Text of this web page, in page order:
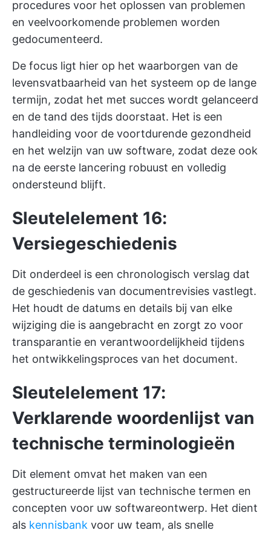
procedures voor het oplossen van problemen
en veelvoorkomende problemen worden
gedocumenteerd.
De focus ligt hier op het waarborgen van de
levensvatbaarheid van het systeem op de lange
termijn, zodat het met succes wordt gelanceerd
en de tand des tijds doorstaat. Het is een
handleiding voor de voortdurende gezondheid
en het welzijn van uw software, zodat deze ook
na de eerste lancering robuust en volledig
ondersteund blijft.
Sleutelelement 16:
Versiegeschiedenis
Dit onderdeel is een chronologisch verslag dat
de geschiedenis van documentrevisies vastlegt.
Het houdt de datums en details bij van elke
wijziging die is aangebracht en zorgt zo voor
transparantie en verantwoordelijkheid tijdens
het ontwikkelingsproces van het document.
Sleutelelement 17:
Verklarende woordenlijst van
technische terminologieën
Dit element omvat het maken van een
gestructureerde lijst van technische termen en
concepten voor uw softwareontwerp. Het dient
als kennisbank voor uw team, als snelle